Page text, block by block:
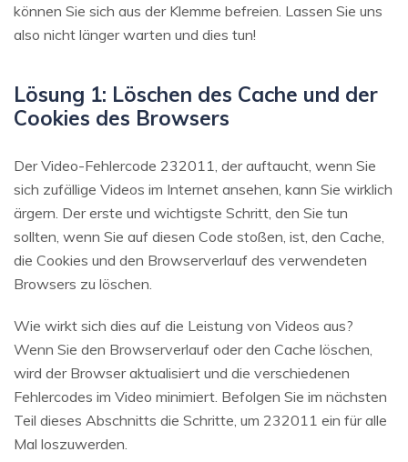
können Sie sich aus der Klemme befreien. Lassen Sie uns
also nicht länger warten und dies tun!
Lösung 1: Löschen des Cache und der
Cookies des Browsers
Der Video-Fehlercode 232011, der auftaucht, wenn Sie
sich zufällige Videos im Internet ansehen, kann Sie wirklich
ärgern. Der erste und wichtigste Schritt, den Sie tun
sollten, wenn Sie auf diesen Code stoßen, ist, den Cache,
die Cookies und den Browserverlauf des verwendeten
Browsers zu löschen.
Wie wirkt sich dies auf die Leistung von Videos aus?
Wenn Sie den Browserverlauf oder den Cache löschen,
wird der Browser aktualisiert und die verschiedenen
Fehlercodes im Video minimiert. Befolgen Sie im nächsten
Teil dieses Abschnitts die Schritte, um 232011 ein für alle
Mal loszuwerden.